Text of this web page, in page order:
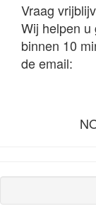
Vraag
Wij helpen u
binnen 10
de email: